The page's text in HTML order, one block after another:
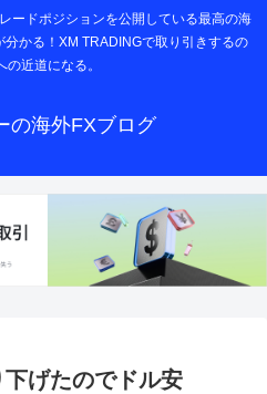
ードポジションを公開している最高の海
かる！XM TRADINGで取り引きするの
の近道になる。
の海外FXブログ
げたのでドル安